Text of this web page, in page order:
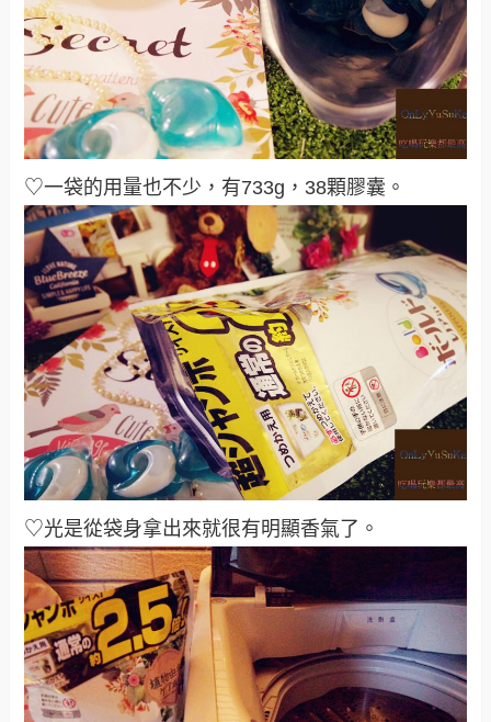
♡一袋的用量也不少，有733g，38顆膠囊。
♡光是從袋身拿出來就很有明顯香氣了。